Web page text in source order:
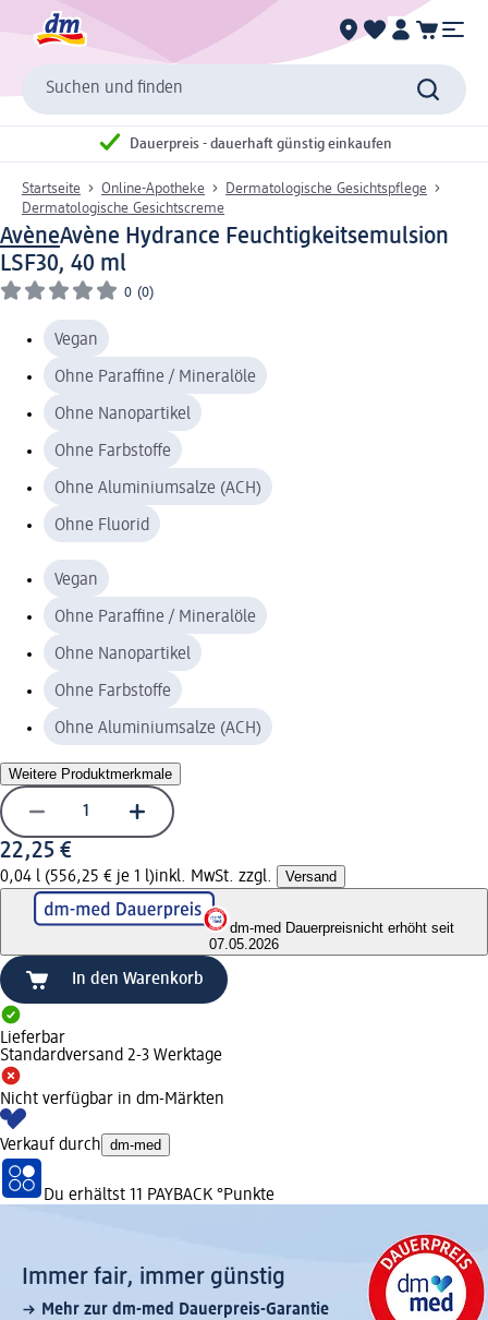
Suchen und finden
Dauerpreis - dauerhaft günstig einkaufen
Startseite Online-Apotheke
Dermatologische Gesichtspflege
Dermatologische Gesichtscreme
AvèneAvène Hydrance Feuchtigkeitsemulsion
LSF30, 40 ml
0 (0)
Vegan
Ohne Paraffine / Mineralöle
Ohne Nanopartikel
Ohne Farbstoffe
Ohne Aluminiumsalze (ACH)
Ohne Fluorid
Vegan
Ohne Paraffine / Mineralöle
Ohne Nanopartikel
Ohne Farbstoffe
Ohne Aluminiumsalze (ACH)
Weitere Produktmerkmale
22,25 €
0,04 l (556,25 € je 1 l)inkl. MwSt. zzgl. Versand
dm-med Dauerpreisnicht erhöht seit
07.05.2026
In den Warenkorb
Lieferbar
Standardversand 2-3 Werktage
Nicht verfügbar in dm-Märkten
Verkauf durch dm-med
Du erhältst 11 PAYBACK °Punkte
Immer fair,­ immer günstig
Mehr zur dm-med Dauerpreis-Garantie